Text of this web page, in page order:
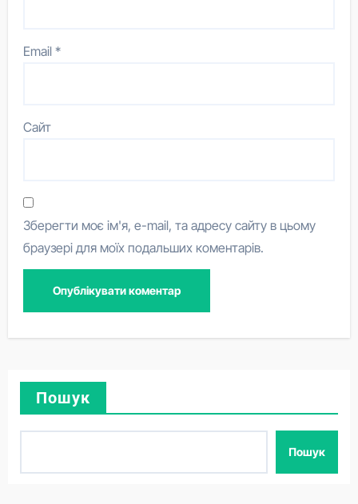
Email*
Сайт
Зберегти моє ім'я, e-mail, та адресу сайту в цьому
браузері для моїх подальших коментарів.
Пошук
Пошук